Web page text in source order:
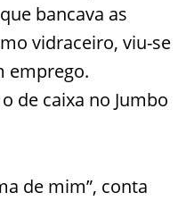
bancava as
vidraceiro, viu-se
emprego.
de caixa no Jumbo
de mim”, conta